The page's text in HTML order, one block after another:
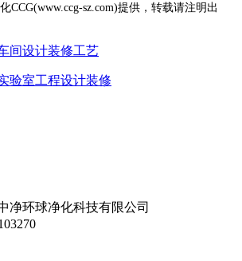
CCG(www.ccg-sz.com)提供，转载请注明出
间设计装修工艺
验室工程设计装修
净环球净化科技有限公司